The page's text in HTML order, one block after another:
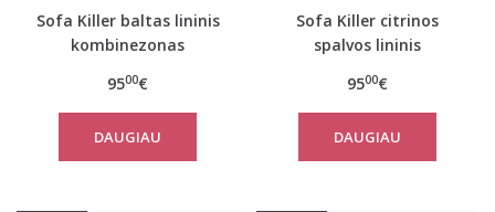
Sofa Killer baltas lininis
kombinezonas
9500€
DAUGIAU
Sofa Killer citrinos
spalvos lininis
9500€
DAUGIAU